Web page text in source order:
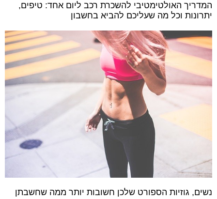
המדריך האולטימטיבי להשכרת רכב ליום אחד: טיפים,
יתרונות וכל מה שעליכם להביא בחשבון
נשים, גוזיות הספורט שלכן חשובות יותר ממה שחשבתן